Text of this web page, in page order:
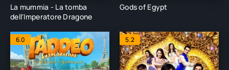
La mummia - La tomba
dell'Imperatore Dragone
Gods of Egypt
6.0 5.2